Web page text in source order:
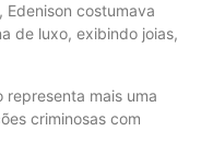
costumava
de luxo, exibindo joias,
representa mais uma
criminosas com